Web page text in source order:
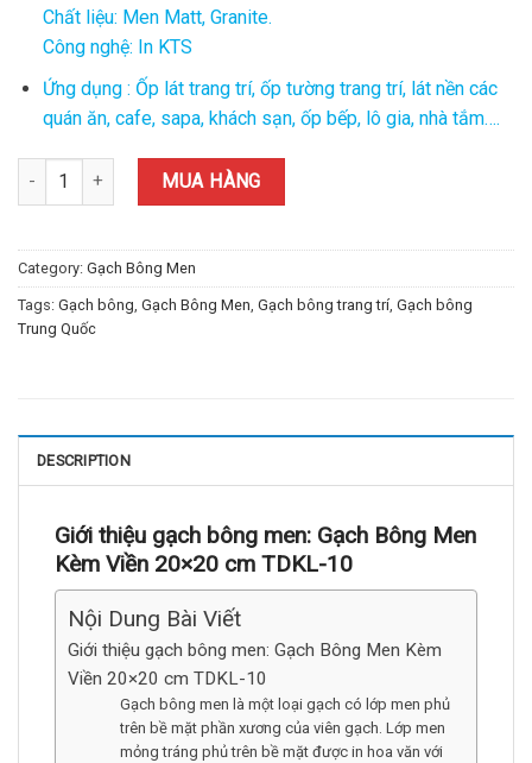
Chất liệu: Men Matt, Granite.
Công nghệ: In KTS
Ứng dụng : Ốp lát trang trí, ốp tường trang trí, lát nền các
quán ăn, cafe, sapa, khách sạn, ốp bếp, lô gia, nhà tắm….
Gạch Bông Men Kèm Viền 20x20 cm TDKL-10 quantity
MUA HÀNG
Category: Gạch Bông Men
Tags: Gạch bông Gạch Bông Men Gạch bông trang trí Gạch bông
Trung Quốc
DESCRIPTION
Giới thiệu gạch bông men: Gạch Bông Men
Kèm Viền 20×20 cm TDKL-10
Nội Dung Bài Viết
Giới thiệu gạch bông men: Gạch Bông Men Kèm
Viền 20×20 cm TDKL-10
Gạch bông men là một loại gạch có lớp men phủ
trên bề mặt phần xương của viên gạch. Lớp men
mỏng tráng phủ trên bề mặt được in hoa văn với